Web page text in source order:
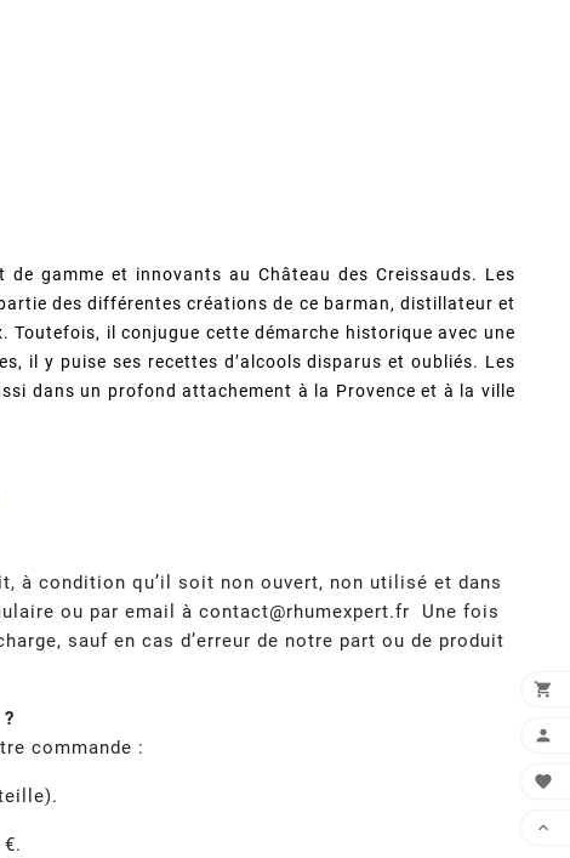
gamme et innovants au Château des Creissauds. Les
des différentes créations de ce barman, distillateur et
il conjugue cette démarche historique avec une
il y puise ses recettes d’alcools disparus et oubliés. Les
dans un profond attachement à la Provence et à la ville
à condition qu’il soit non ouvert, non utilisé et dans
ou par email à contact@rhumexpert.fr Une fois
sauf en cas d’erreur de notre part ou de produit
commande :



